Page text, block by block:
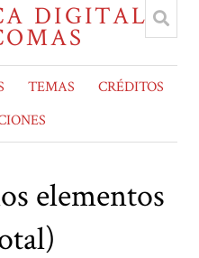
TEMAS
CRÉDITOS
elementos